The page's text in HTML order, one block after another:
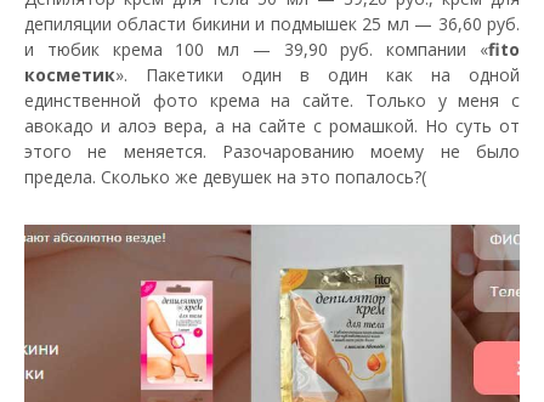
депиляции области бикини и подмышек 25 мл — 36,60 руб.
и тюбик крема 100 мл — 39,90 руб. компании «fito
косметик». Пакетики один в один как на одной
единственной фото крема на сайте. Только у меня с
авокадо и алоэ вера, а на сайте с ромашкой. Но суть от
этого не меняется. Разочарованию моему не было
предела. Сколько же девушек на это попалось?(